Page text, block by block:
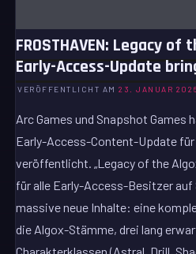
FROSTHAVEN: Legacy of
Early-Access-Update
VERÖFFENTLICHT AM23. JANUAR 2026
Arc Games und Snapshot Games
Early-Access-Content-Update für
veröffentlicht. „Legacy of the
für alle Early-Access-Besitzer
massive neue Inhalte: eine
die Algox-Stämme, drei lang